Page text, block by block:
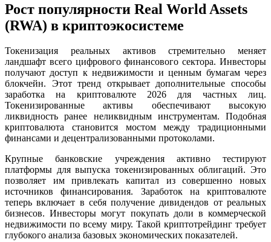
Рост популярности Real World Assets
(RWA) в криптоэкосистеме
Токенизация реальных активов стремительно меняет
ландшафт всего цифрового финансового сектора. Инвесторы
получают доступ к недвижимости и ценным бумагам через
блокчейн. Этот тренд открывает дополнительные способы
заработка на криптовалюте 2026 для частных лиц.
Токенизированные активы обеспечивают высокую
ликвидность ранее неликвидным инструментам. Подобная
криптовалюта становится мостом между традиционными
финансами и децентрализованными протоколами.
Крупные банковские учреждения активно тестируют
платформы для выпуска токенизированных облигаций. Это
позволяет им привлекать капитал из совершенно новых
источников финансирования. Заработок на криптовалюте
теперь включает в себя получение дивидендов от реальных
бизнесов. Инвесторы могут покупать доли в коммерческой
недвижимости по всему миру. Такой криптотрейдинг требует
глубокого анализа базовых экономических показателей.